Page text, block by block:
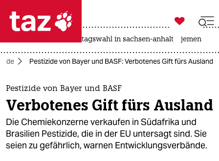
 taz zahl ich
taz zahl ich
themen
politik
öko
gesellschaft

taz zahl ich
landtagswahl in sachsen-anhalt jemen
Pestizide von Bayer und BASF: Verbotenes Gift fürs Ausland
Pestizide von Bayer und BASF
Verbotenes Gift fürs Ausland
Die Chemiekonzerne verkaufen in Südafrika und
Brasilien Pestizide, die in der EU untersagt sind. Sie
seien zu gefährlich, warnen Entwicklungsverbände.